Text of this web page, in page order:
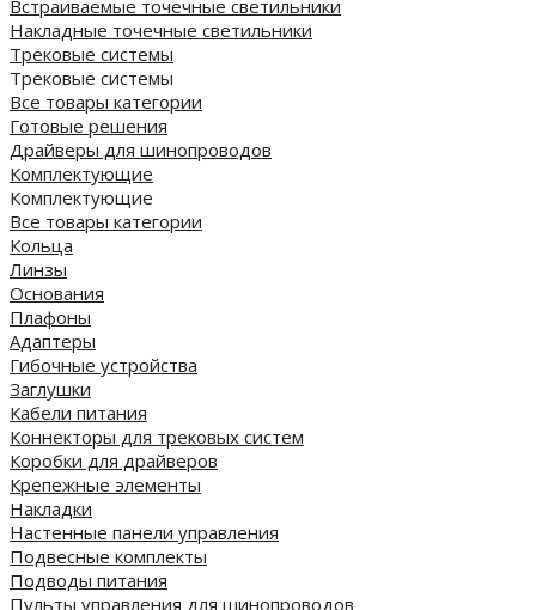
Встраиваемые точечные светильники
Накладные точечные светильники
Трековые системы
Трековые системы
Все товары категории
Готовые решения
Драйверы для шинопроводов
Комплектующие
Комплектующие
Все товары категории
Кольца
Линзы
Основания
Плафоны
Адаптеры
Гибочные устройства
Заглушки
Кабели питания
Коннекторы для трековых систем
Коробки для драйверов
Крепежные элементы
Накладки
Настенные панели управления
Подвесные комплекты
Подводы питания
Пульты управления для шинопроводов